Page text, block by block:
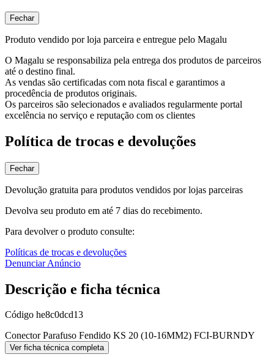
Fechar
Produto vendido por loja parceira e entregue pelo Magalu
O Magalu se responsabiliza pela entrega dos produtos de parceiros
até o destino final.
As vendas são certificadas com nota fiscal e garantimos a
procedência de produtos originais.
Os parceiros são selecionados e avaliados regularmente portal
excelência no serviço e reputação com os clientes
Política de trocas e devoluções
Fechar
Devolução gratuita para produtos vendidos por lojas parceiras
Devolva seu produto em até 7 dias do recebimento.
Para devolver o produto consulte:
Políticas de trocas e devoluções
Denunciar Anúncio
Descrição e ficha técnica
Código he8c0dcd13
Conector Parafuso Fendido KS 20 (10-16MM2) FCI-BURNDY
Ver ficha técnica completa